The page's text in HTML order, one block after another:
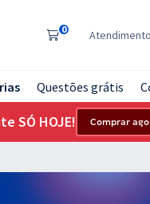
0 Atendimento
Questões grátis
SÓ HOJE! Comprar